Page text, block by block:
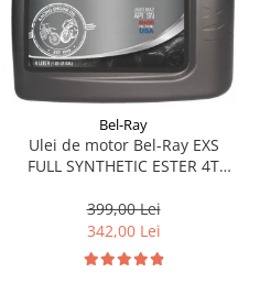
Bel-Ray
Ulei de motor Bel-Ray EXS
FULL SYNTHETIC ESTER 4T
399,00 Lei
342,00 Lei